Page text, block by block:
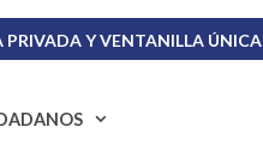
PRIVADA Y VENTANILLA ÚNICA